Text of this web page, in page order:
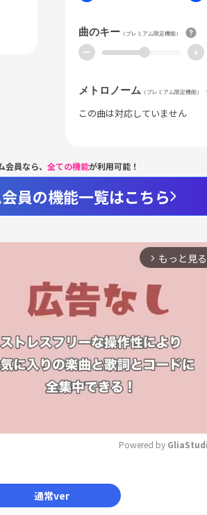
曲のキー （プレミアム限定機能）
ー +
メトロノーム （プレミアム限定機能）
この曲は対応していません
会員なら、 全ての機能が利用可能！
員の機能一覧はこちら
arrow_forward_ios もっと見る
Powered by
通常ver